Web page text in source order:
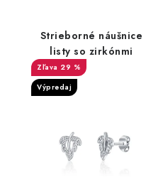
Strieborné náušnice
listy so zirkónmi
29 %
Výpredaj